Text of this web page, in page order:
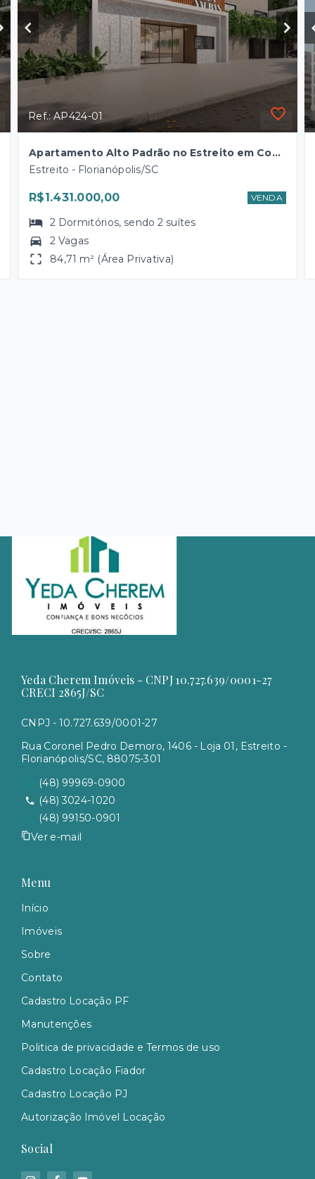
Ref.: AP424-01
Apartamento Alto Padrão no Estreito em Construção - Florianópolis
Estreito - Florianópolis/SC
R$1.431.000,00 VENDA
2 Dormitórios, sendo2 suítes
2 Vagas
84,71 m² (Área Privativa)
Yeda Cherem Imóveis - CNPJ 10.727.639/0001-27
CRECI 2865J/SC
CNPJ - 10.727.639/0001-27
Rua Coronel Pedro Demoro, 1406 - Loja 01, Estreito -
Florianópolis/SC, 88075-301
(48) 99969-0900
(48) 3024-1020
(48) 99150-0901
Ver e-mail
Menu
Início
Imóveis
Sobre
Contato
Cadastro Locação PF
Manutenções
Politica de privacidade e Termos de uso
Cadastro Locação Fiador
Cadastro Locação PJ
Autorização Imóvel Locação
Social